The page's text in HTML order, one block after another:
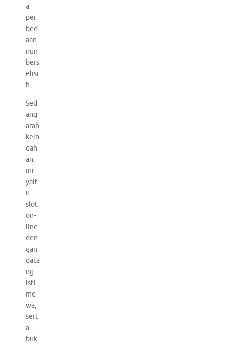
a
per
bed
aan
nun
bers
elisi
h.
Sed
ang
arah
kein
dah
an,
ini
yait
u
slot
on-
line
den
gan
data
ng
isti
me
wa,
sert
a
buk